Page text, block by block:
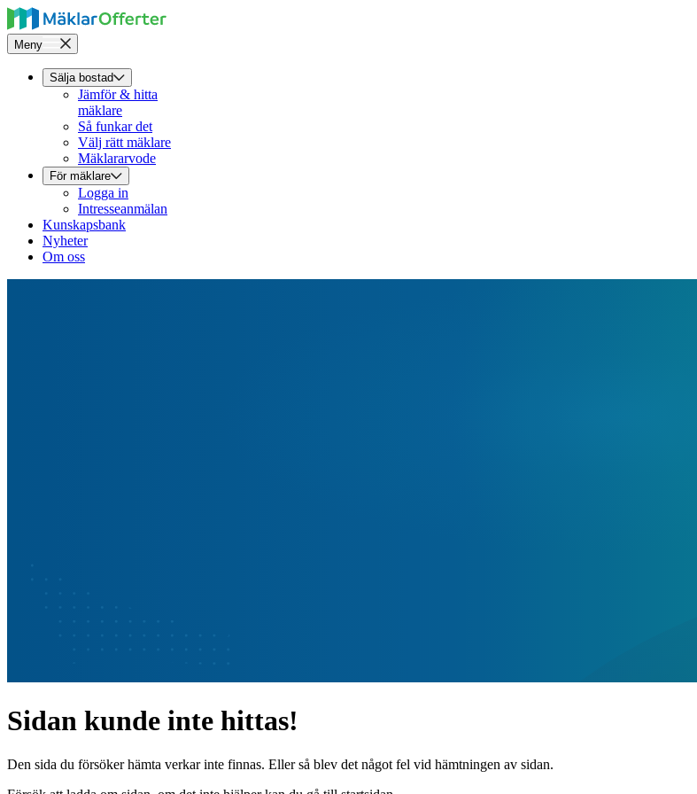
Meny
Sälja bostad
Jämför & hitta
mäklare
Så funkar det
Välj rätt mäklare
Mäklararvode
För mäklare
Logga in
Intresseanmälan
Kunskapsbank
Nyheter
Om oss
Sidan kunde inte hittas!
Den sida du försöker hämta verkar inte finnas. Eller så blev det något fel vid hämtningen av sidan.